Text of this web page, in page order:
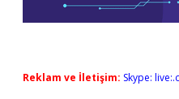
Reklam ve İletişim: Skype: